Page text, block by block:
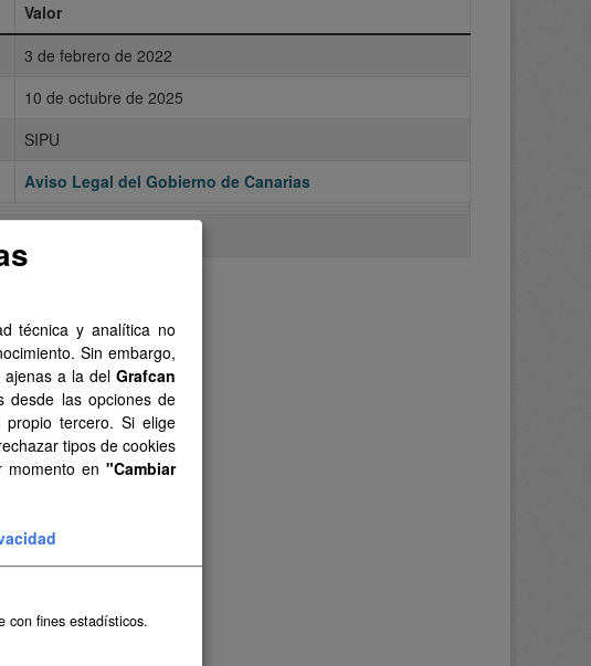
Valor
3 de febrero de 2022
10 de octubre de 2025
SIPU
Aviso Legal del Gobierno de Canarias
técnica y analítica no
Sin embargo,
ajenas a la del Grafcan
desde las opciones de
tercero. Si elige
tipos de cookies
momento en "Cambiar
con fines estadísticos.